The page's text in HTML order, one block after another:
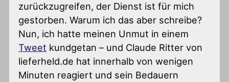
zurückzugreifen, der Dienst ist für mich
gestorben. Warum ich das aber schreibe?
Nun, ich hatte meinen Unmut in einem
Tweet kundgetan – und Claude Ritter von
lieferheld.de hat innerhalb von wenigen
Minuten reagiert und sein Bedauern